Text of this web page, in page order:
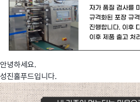
안녕하세요.
성진홀푸드입니다.